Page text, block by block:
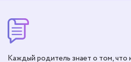
Каждый родитель знает о том, что